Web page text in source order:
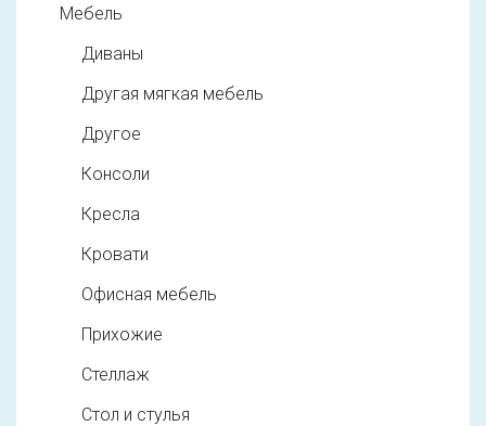
Мебель
Диваны
Другая мягкая мебель
Другое
Консоли
Кресла
Кровати
Офисная мебель
Прихожие
Стеллаж
Стол и стулья